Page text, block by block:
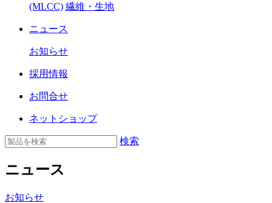
(MLCC) 繊維・生地
ニュース
お知らせ
採用情報
お問合せ
ネットショップ
検索
ニュース
お知らせ